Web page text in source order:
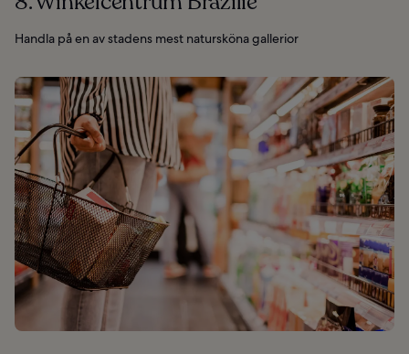
Handla på en av stadens mest natursköna gallerior